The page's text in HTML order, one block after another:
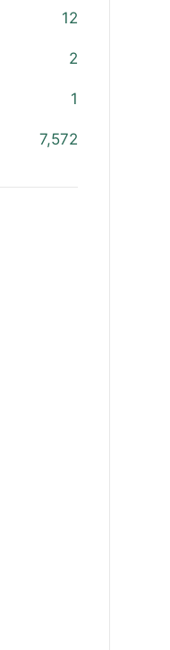
12
2
1
7,572